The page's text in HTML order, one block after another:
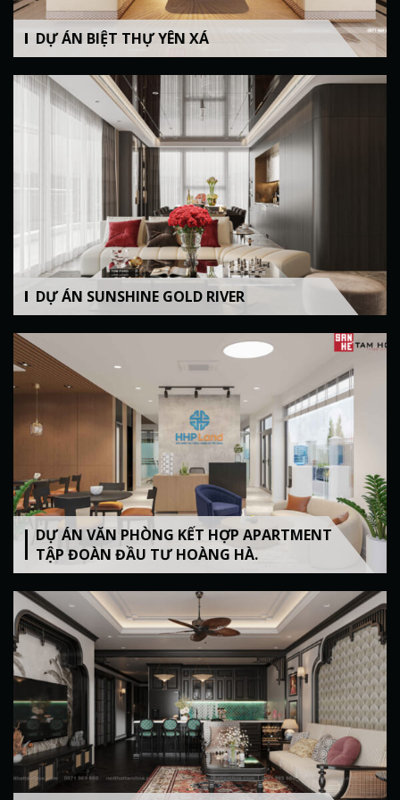
DỰ ÁN BIỆT THỰ YÊN XÁ
DỰ ÁN SUNSHINE GOLD RIVER
DỰ ÁN VĂN PHÒNG KẾT HỢP APARTMENT
TẬP ĐOÀN ĐẦU TƯ HOÀNG HÀ.